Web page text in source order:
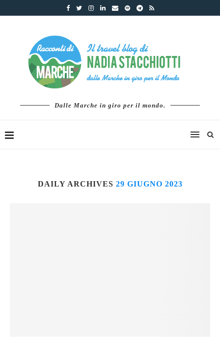
Dalle Marche in giro per il mondo.
DAILY ARCHIVES 29 GIUGNO 2023